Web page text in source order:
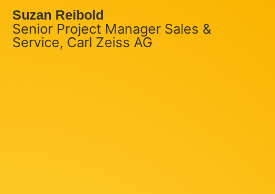
Suzan Reibold
Senior Project Manager Sales &
Service, Carl Zeiss AG